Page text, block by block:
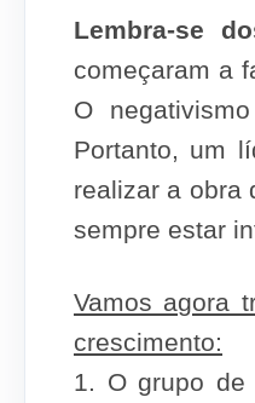
Lembra-se
começaram a
O
Portanto, um
realizar a obra
sempre estar
Vamos agora
crescimento:
1. O grupo de